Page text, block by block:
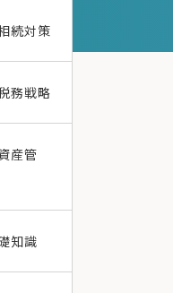
続対策
務戦略
産管
知識